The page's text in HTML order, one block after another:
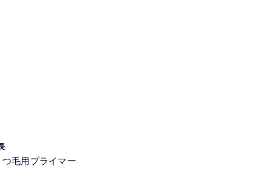
毛用プライマー